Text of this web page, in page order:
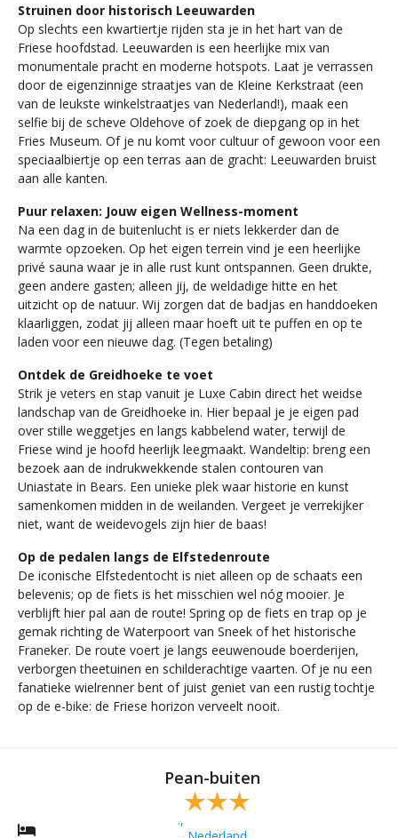
Struinen door historisch Leeuwarden
Op slechts een kwartiertje rijden sta je in het hart van de
Friese hoofdstad. Leeuwarden is een heerlijke mix van
monumentale pracht en moderne hotspots. Laat je verrassen
door de eigenzinnige straatjes van de Kleine Kerkstraat (een
van de leukste winkelstraatjes van Nederland!), maak een
selfie bij de scheve Oldehove of zoek de diepgang op in het
Fries Museum. Of je nu komt voor cultuur of gewoon voor een
speciaalbiertje op een terras aan de gracht: Leeuwarden bruist
aan alle kanten.
Puur relaxen: Jouw eigen Wellness-moment
Na een dag in de buitenlucht is er niets lekkerder dan de
warmte opzoeken. Op het eigen terrein vind je een heerlijke
privé sauna waar je in alle rust kunt ontspannen. Geen drukte,
geen andere gasten; alleen jij, de weldadige hitte en het
uitzicht op de natuur. Wij zorgen dat de badjas en handdoeken
klaarliggen, zodat jij alleen maar hoeft uit te puffen en op te
laden voor een nieuwe dag. (Tegen betaling)
Ontdek de Greidhoeke te voet
Strik je veters en stap vanuit je Luxe Cabin direct het weidse
landschap van de Greidhoeke in. Hier bepaal je je eigen pad
over stille weggetjes en langs kabbelend water, terwijl de
Friese wind je hoofd heerlijk leegmaakt. Wandeltip: breng een
bezoek aan de indrukwekkende stalen contouren van
Uniastate in Bears. Een unieke plek waar historie en kunst
samenkomen midden in de weilanden. Vergeet je verrekijker
niet, want de weidevogels zijn hier de baas!
Op de pedalen langs de Elfstedenroute
De iconische Elfstedentocht is niet alleen op de schaats een
belevenis; op de fiets is het misschien wel nóg mooier. Je
verblijft hier pal aan de route! Spring op de fiets en trap op je
gemak richting de Waterpoort van Sneek of het historische
Franeker. De route voert je langs eeuwenoude boerderijen,
verborgen theetuinen en schilderachtige vaarten. Of je nu een
fanatieke wielrenner bent of juist geniet van een rustig tochtje
op de e-bike: de Friese horizon verveelt nooit.
Pean-buiten
.,